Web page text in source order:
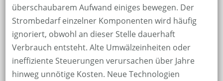
überschaubarem Aufwand einiges bewegen. Der
Strombedarf einzelner Komponenten wird häufig
ignoriert, obwohl an dieser Stelle dauerhaft
Verbrauch entsteht. Alte Umwälzeinheiten oder
ineffiziente Steuerungen verursachen über Jahre
hinweg unnötige Kosten. Neue Technologien